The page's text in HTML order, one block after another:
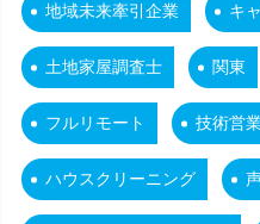
地域未来牽引企業 キ
土地家屋調査士 関東
フルリモート 技術営
ハウスクリーニング